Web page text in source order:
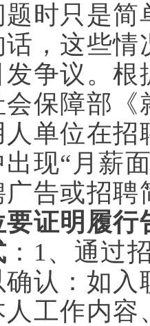
题时只是
，这些情
争议。根
保障部
人单位在
现“月薪
告或招
要证明履
： 1、通过
认： 如入
工作内